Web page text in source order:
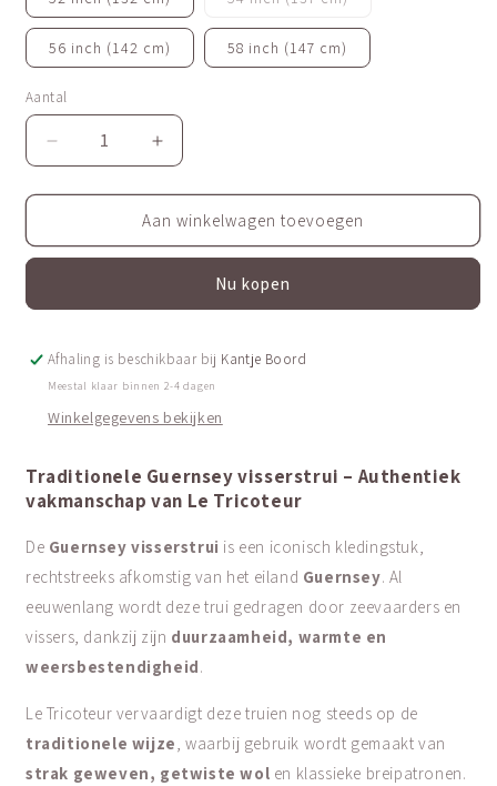
of
beschikbaar
56 inch (142 cm) 58 inch (147 cm)
Aantal
Aantal
Aantal
verlagen
voor
Guernsey
Guernseytrui
Aantal
verhogen
voor
Traditonal
Guernsey
Guernseytrui
Aan winkelwagen toevoegen
Nu kopen
Afhaling is beschikbaar bij Kantje Boord
Meestal klaar binnen 2-4 dagen
Winkelgegevens bekijken
Traditionele Guernsey visserstrui – Authentiek
vakmanschap van Le Tricoteur
De Guernsey visserstrui is een iconisch kledingstuk,
rechtstreeks afkomstig van het eiland Guernsey. Al
eeuwenlang wordt deze trui gedragen door zeevaarders en
vissers, dankzij zijn duurzaamheid, warmte en
weersbestendigheid.
Le Tricoteur vervaardigt deze truien nog steeds op de
traditionele wijze, waarbij gebruik wordt gemaakt van
strak geweven, getwiste wol en klassieke breipatronen.